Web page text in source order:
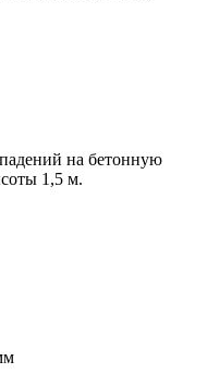
на бетонную
1,5 м.